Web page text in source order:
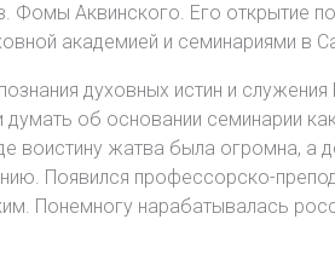
Фомы Аквинского. Его
академией и семинариями в
духовных истин и
об основании семинарии
воистину жатва была огромна,
Появился профессорско-
Понемногу нарабатывалась